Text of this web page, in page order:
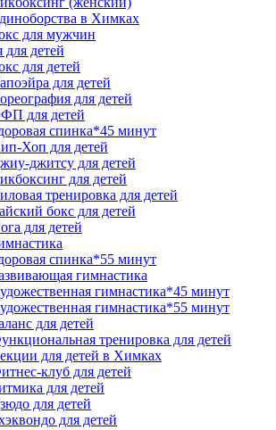
в Химках
для мужчин
для детей
для детей
для детей
для детей
для детей
спинка*45 минут
Хоп для детей
джитсу для детей
для детей
тренировка для детей
бокс для детей
для детей
спинка*55 минут
гимнастика
гимнастика*45 минут
гимнастика*55 минут
для детей
тренировка для детей
для детей в Химках
клуб для детей
для детей
для детей
для детей